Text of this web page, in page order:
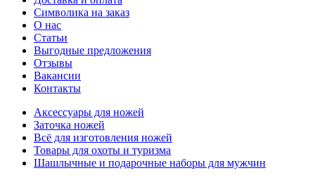
Символика на заказ
О нас
Статьи
Выгодные предложения
Отзывы
Вакансии
Контакты
Аксессуары для ножей
Заточка ножей
Всё для изготовления ножей
Товары для охоты и туризма
Шашлычные и подарочные наборы для мужчин